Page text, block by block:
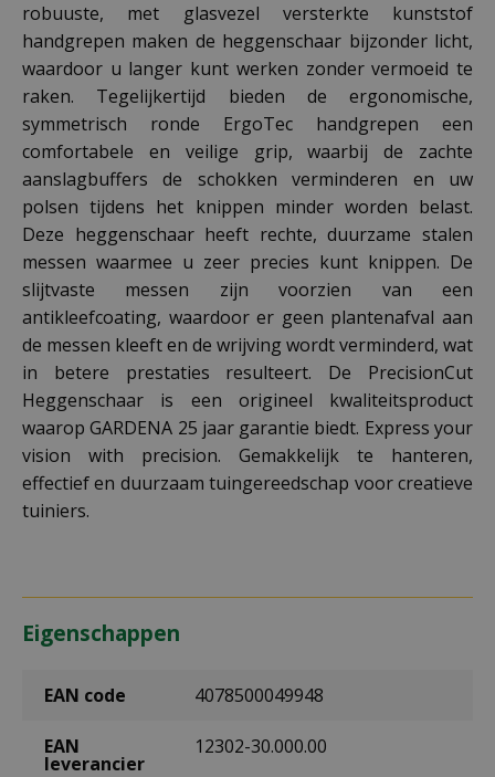
robuuste, met glasvezel versterkte kunststof
handgrepen maken de heggenschaar bijzonder licht,
waardoor u langer kunt werken zonder vermoeid te
raken. Tegelijkertijd bieden de ergonomische,
symmetrisch ronde ErgoTec handgrepen een
comfortabele en veilige grip, waarbij de zachte
aanslagbuffers de schokken verminderen en uw
polsen tijdens het knippen minder worden belast.
Deze heggenschaar heeft rechte, duurzame stalen
messen waarmee u zeer precies kunt knippen. De
slijtvaste messen zijn voorzien van een
antikleefcoating, waardoor er geen plantenafval aan
de messen kleeft en de wrijving wordt verminderd, wat
in betere prestaties resulteert. De PrecisionCut
Heggenschaar is een origineel kwaliteitsproduct
waarop GARDENA 25 jaar garantie biedt. Express your
vision with precision. Gemakkelijk te hanteren,
effectief en duurzaam tuingereedschap voor creatieve
tuiniers.
Eigenschappen
EAN code 4078500049948
EAN
leverancier
12302-30.000.00